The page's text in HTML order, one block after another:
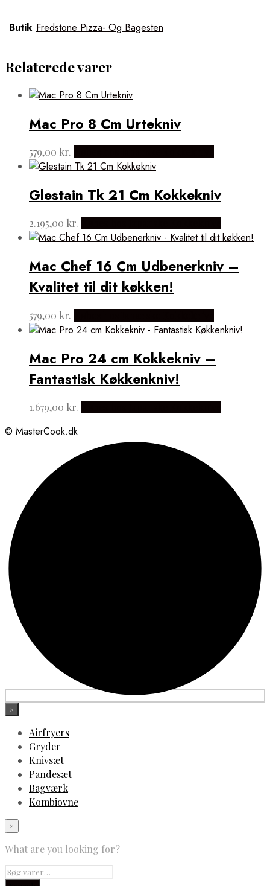
Butik Fredstone Pizza- Og Bagesten
Relaterede varer
Mac Pro 8 Cm Urtekniv
579,00 kr.
Glestain Tk 21 Cm Kokkekniv
2.195,00 kr.
Mac Chef 16 Cm Udbenerkniv –
Kvalitet til dit køkken!
579,00 kr.
Mac Pro 24 cm Kokkekniv –
Fantastisk Køkkenkniv!
1.679,00 kr.
© MasterCook.dk
×
Airfryers
Gryder
Knivsæt
Pandesæt
Bagværk
Kombiovne
×
What are you looking for?